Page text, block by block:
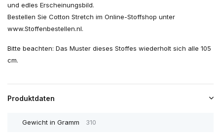
und edles Erscheinungsbild.
Bestellen Sie Cotton Stretch im Online-Stoffshop unter
www.Stoffenbestellen.nl.
Bitte beachten: Das Muster dieses Stoffes wiederholt sich alle 105
cm.
Produktdaten
Gewicht in Gramm 310